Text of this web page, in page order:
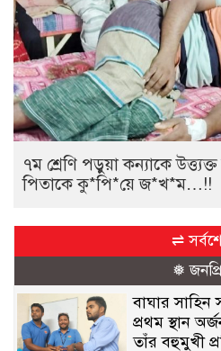
৭ম শ্রেণি পড়ুয়া কন্যাকে
পিতাকে কু*পি*য়ে জ*খ*ম…!!
⇌
❅
বাঘার সাহিন
প্রথম স্থান
তাঁর বহুমুখী